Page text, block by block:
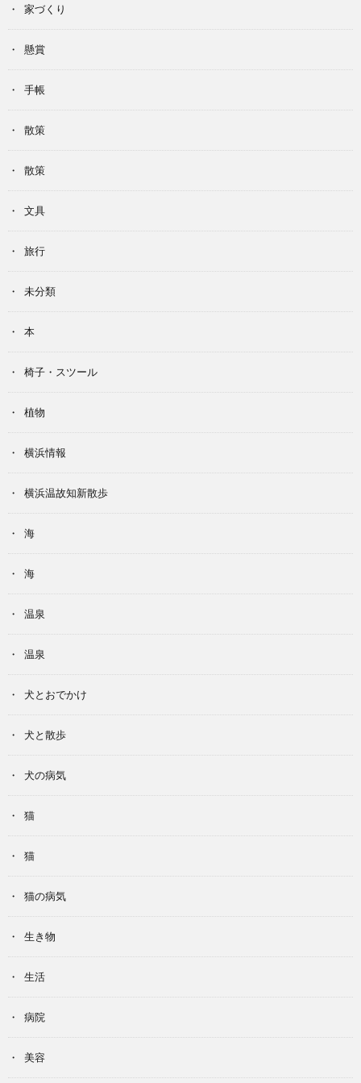
家づくり
懸賞
手帳
散策
散策
文具
旅行
未分類
本
椅子・スツール
植物
横浜情報
横浜温故知新散歩
海
海
温泉
温泉
犬とおでかけ
犬と散歩
犬の病気
猫
猫
猫の病気
生き物
生活
病院
美容